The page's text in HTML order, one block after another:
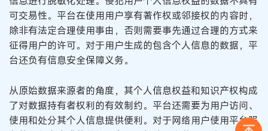
可交易性。平台在使用用户享有著作权或邻接权的内容时，
除非有法定合理使用事由，否则需要事先通过合理的方式来
征得用户的许可。对于用户生成的包含个人信息的数据，平
台还负有信息安全保障义务。
从原始数据来源者的角度，其个人信息权益和知识产权构成
了对数据持有者权利的有效制约。平台还需要为用户访问、
使用和处分其个人信息提供便利。对于网络用户使用平台服